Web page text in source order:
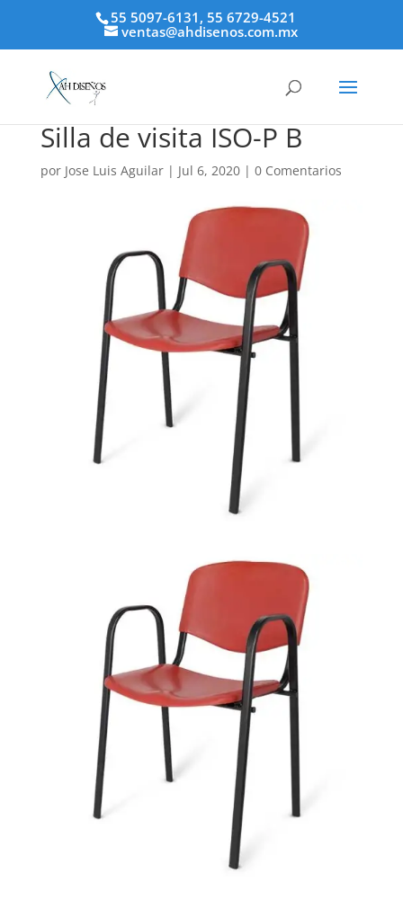
55 5097-6131, 55 6729-4521
ventas@ahdisenos.com.mx
Silla de visita ISO-P B
por Jose Luis Aguilar| Jul 6, 2020| 0 Comentarios